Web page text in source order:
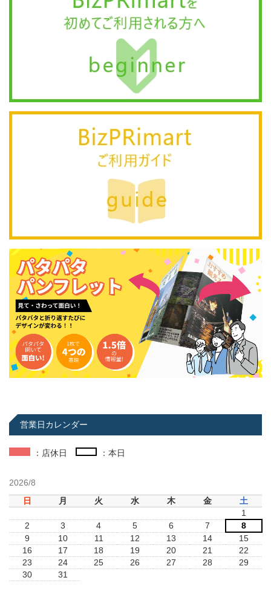
営業日カレンダー
：店休日 ：本日
2026/8
日
月 火 水 木 金
土
1
2
3 4 5 6 7
8
9
10 11 12 13 14
15
16
17 18 19 20 21
22
23
24 25 26 27 28
29
30
31